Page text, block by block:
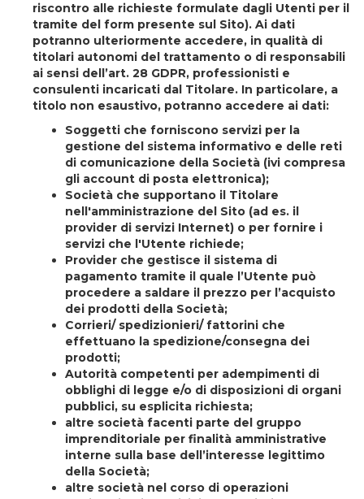
riscontro alle richieste formulate dagli Utenti per il
tramite del form presente sul Sito). Ai dati
potranno ulteriormente accedere, in qualità di
titolari autonomi del trattamento o di responsabili
ai sensi dell’art. 28 GDPR, professionisti e
consulenti incaricati dal Titolare. In particolare, a
titolo non esaustivo, potranno accedere ai dati:
Soggetti che forniscono servizi per la
gestione del sistema informativo e delle reti
di comunicazione della Società (ivi compresa
gli account di posta elettronica);
Società che supportano il Titolare
nell'amministrazione del Sito (ad es. il
provider di servizi Internet) o per fornire i
servizi che l'Utente richiede;
Provider che gestisce il sistema di
pagamento tramite il quale l’Utente può
procedere a saldare il prezzo per l’acquisto
dei prodotti della Società;
Corrieri/ spedizionieri/ fattorini che
effettuano la spedizione/consegna dei
prodotti;
Autorità competenti per adempimenti di
obblighi di legge e/o di disposizioni di organi
pubblici, su esplicita richiesta;
altre società facenti parte del gruppo
imprenditoriale per finalità amministrative
interne sulla base dell’interesse legittimo
della Società;
altre società nel corso di operazioni